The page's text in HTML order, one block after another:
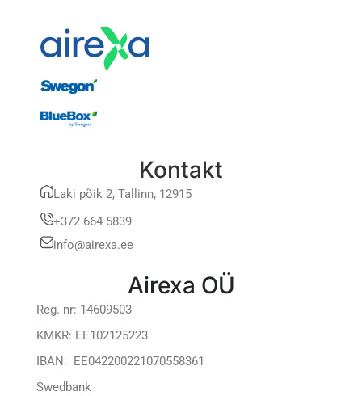
Kontakt
Laki põik 2, Tallinn, 12915
+372 664 5839
info@airexa.ee
Airexa OÜ
Reg. nr: 14609503
KMKR: EE102125223
IBAN: EE042200221070558361
Swedbank